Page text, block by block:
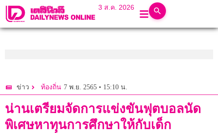
3 ส.ค. 2026
ข่าว ท้องถิ่น 7 พ.ย. 2565 • 15:10 น.
น่านเตรียมจัดการแข่งขันฟุตบอลนัด
พิเศษหาทุนการศึกษาให้กับเด็ก